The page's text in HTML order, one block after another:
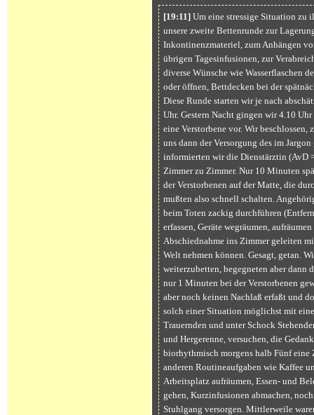
[19:11]Um eine stressige Situation zu
unsere zweite Bettenrunde zur
Inkontinenzmateriel, zum Anhängen
übrigen Tagesinfusionen, zur
diverse Wünsche wie Wasserflaschen
oder öffnen, Bettdecken bei der
Diese Runde starten wir je nach
Uhr. Gestern Nacht gingen wir 4.10
eine Verstorbene vor. Wir
uns dann der Versorgung des im
informierten wir die Dienstärztin (AvD
Zimmer zu Zimmer. Nur 10 Minuten
der Verstorbenen auf der Matte, die
mußten also schnell schalten.
beim Toten zackig durchführen
erfassen, Geräte wegräumen,
Abschiednahme ins Zimmer geleiten
Welt nehmen können. Gesagt, getan.
weiterzubetten, begegneten aber dann
nur 1 Minuten bei der Verstorbenen
aber noch keinen Nachlaß erfaßt und
solch einer Situation möglichst mit
Trauernden und unter Schock
und Hergerenne, versuchen, die
biorhythmisch morgens halb Fünf
anderen Routineaufgaben wie Kaffee
Arbeitsplatz aufräumen, Essen- und
gehen, Kurzinfusionen abmachen,
Stuhlgang versorgen. Mittlerweile